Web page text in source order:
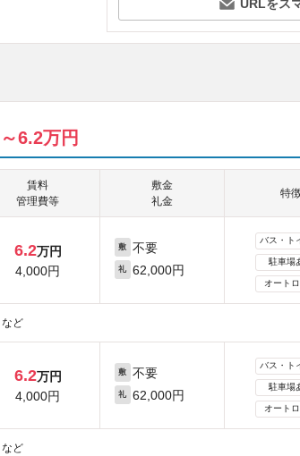
URLをス
6.2万円
賃料
管理費等
敷金
礼金
特
6.2万円
4,000円
敷 不要
礼 62,000円
バス・ト
駐車場
オート
など
6.2万円
4,000円
敷 不要
礼 62,000円
バス・ト
駐車場
オート
など